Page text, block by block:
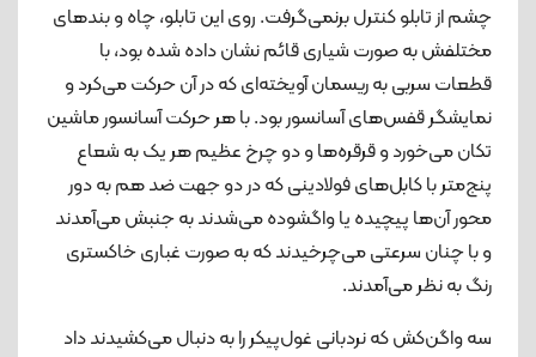
چشم از تابلو کنترل بر‌نمی‌گرفت. روی این تابلو، چاه و بندهای
مختلفش به صورت شیاری قائم نشان داده شده بود، با
قطعات سربی به ریسمان آویخته‌ای که در آن حرکت می‌کرد و
نمایشگر قفس‌های آسانسور بود. با هر حرکت آسانسور ماشین
تکان می‌خورد و قرقره‌ها و دو چرخ عظیم هر یک به شعاع
پنج‌متر با کابل‌های فولادینی که در دو جهت ضد هم به دور
محور آن‌ها پیچیده یا واگشوده می‌شدند به جنبش می‌آمدند
و با چنان سرعتی می‌چرخیدند که به صورت غباری خاکستری
رنگ به نظر می‌آمدند.
سه واگن‌کش که نردبانی غول‌پیکر را به دنبال می‌کشیدند داد